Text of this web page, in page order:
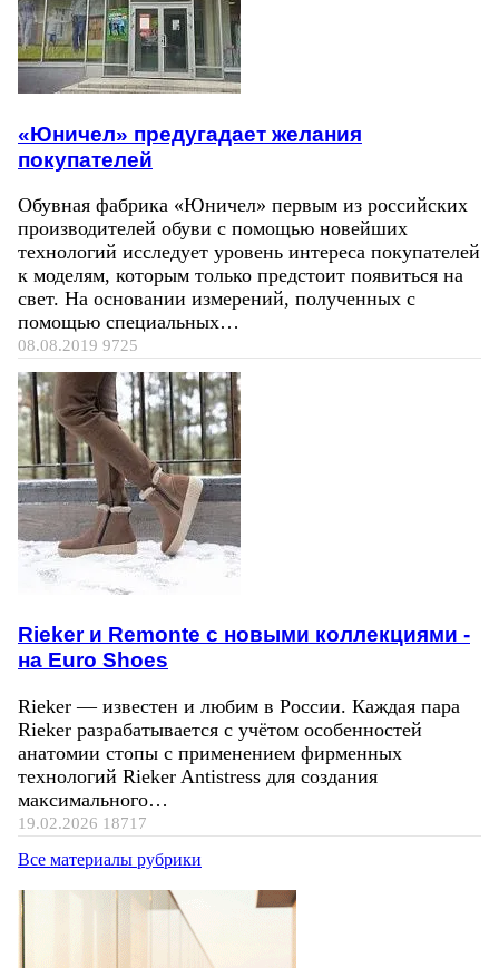
«Юничел» предугадает желания
покупателей
Обувная фабрика «Юничел» первым из российских
производителей обуви с помощью новейших
технологий исследует уровень интереса покупателей
к моделям, которым только предстоит появиться на
свет. На основании измерений, полученных с
помощью специальных…
08.08.2019 9725
Rieker и Remonte с новыми коллекциями -
на Euro Shoes
Rieker — известен и любим в России. Каждая пара
Rieker разрабатывается с учётом особенностей
анатомии стопы с применением фирменных
технологий Rieker Antistress для создания
максимального…
19.02.2026 18717
Все материалы рубрики